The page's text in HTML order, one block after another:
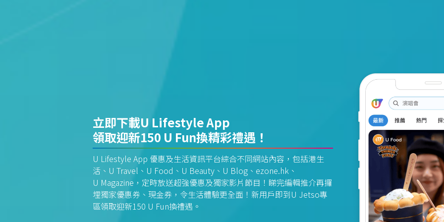
立即下載U Lifestyle App
領取迎新150 U Fun換精彩禮遇！
U Lifestyle App 優惠及生活資訊平台綜合不同網站內容，包括港生
活、U Travel、U Food、U Beauty、U Blog、ezone.hk、
U Magazine，定時放送超強優惠及獨家影片節目！睇完編輯推介再攞
埋獨家優惠券、現金券，令生活體驗更全面！新用戶即到U Jetso專
區領取迎新150 U Fun換禮遇。